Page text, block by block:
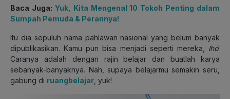
Baca Juga: Yuk, Kita Mengenal 10 Tokoh Penting dalam
Sumpah Pemuda & Perannya!
Itu dia sepuluh nama pahlawan nasional yang belum banyak
dipublikasikan. Kamu pun bisa menjadi seperti mereka, lho!
Caranya adalah dengan rajin belajar dan buatlah karya
sebanyak-banyaknya. Nah, supaya belajarmu semakin seru,
gabung di ruangbelajar , yuk!